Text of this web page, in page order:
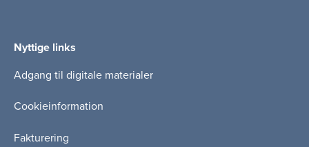
Nyttige links
Adgang til digitale materialer
Cookieinformation
Fakturering